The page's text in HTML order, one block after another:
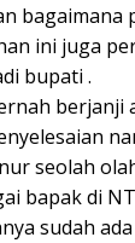
bagaimana
ini juga
bupati .
berjanji
seolah
bapak di
sudah